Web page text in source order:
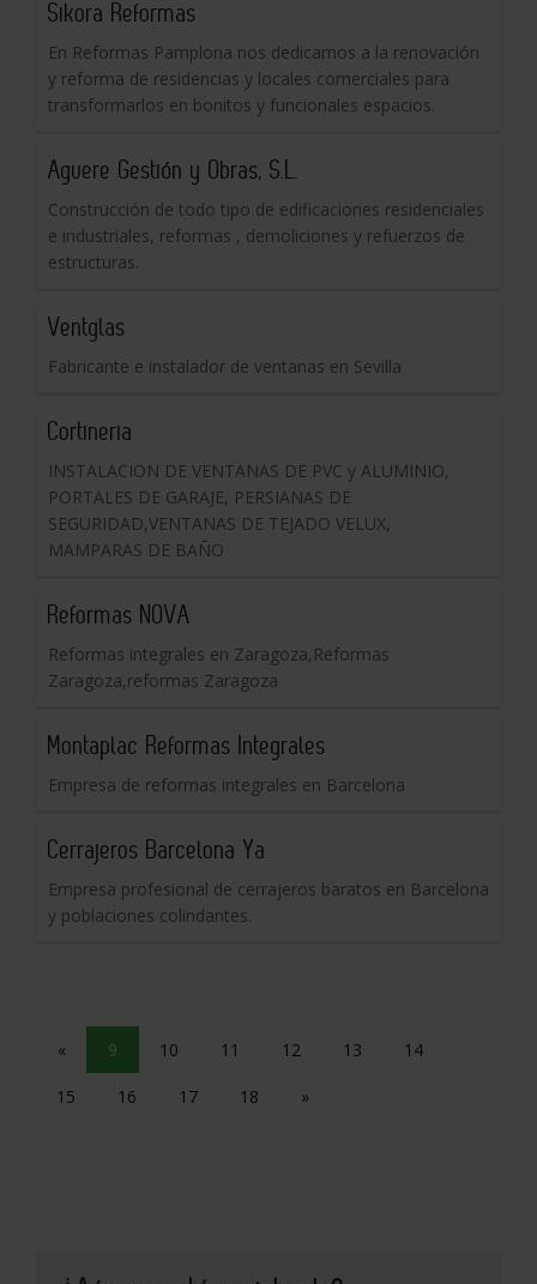
Sikora Reformas
En Reformas Pamplona nos dedicamos a la renovación
y reforma de residencias y locales comerciales para
transformarlos en bonitos y funcionales espacios.
Aguere Gestión y Obras, S.L.
Construcción de todo tipo de edificaciones residenciales
e industriales, reformas , demoliciones y refuerzos de
estructuras.
Ventglas
Fabricante e instalador de ventanas en Sevilla
Cortineria
INSTALACION DE VENTANAS DE PVC y ALUMINIO,
PORTALES DE GARAJE, PERSIANAS DE
SEGURIDAD,VENTANAS DE TEJADO VELUX,
MAMPARAS DE BAÑO
Reformas NOVA
Reformas integrales en Zaragoza,Reformas
Zaragoza,reformas Zaragoza
Montaplac Reformas Integrales
Empresa de reformas integrales en Barcelona
Cerrajeros Barcelona Ya
Empresa profesional de cerrajeros baratos en Barcelona
y poblaciones colindantes.
« 9 10 11 12 13 14
15 16 17 18 »